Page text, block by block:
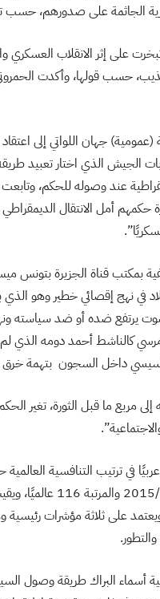
الجاثمة على صدورهم، حسب
على إثر الانقلاب العسكري
حسب قولها، وأكدت
جهان اللواتي إلى
الجيش الذي اختار تعبيد
عند وصوله للحكم،
حكمهم أمل الانتقال
قناة الجزيرة بتونس
نهج إقصائي خطير وهو الذي
يرتفع ضده أو ضد سياسته
كالناشط أحمد دومه الذي لم
داخل السجون بتهمة خرق
مربع ما قبل الثورة، تغير
في ترتيب التنافسية
المنتدى الاقتصادي
دولة حول العالم ويعتمد على ثلاثة
أسماء البراك طريقة وصول